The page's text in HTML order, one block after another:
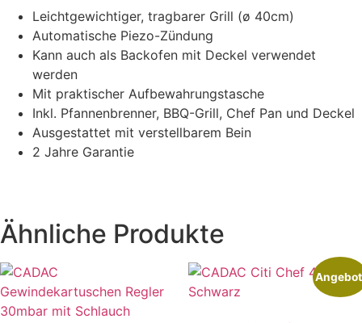
Leichtgewichtiger, tragbarer Grill (ø 40cm)
Automatische Piezo-Zündung
Kann auch als Backofen mit Deckel verwendet
werden
Mit praktischer Aufbewahrungstasche
Inkl. Pfannenbrenner, BBQ-Grill, Chef Pan und Deckel
Ausgestattet mit verstellbarem Bein
2 Jahre Garantie
Ähnliche Produkte